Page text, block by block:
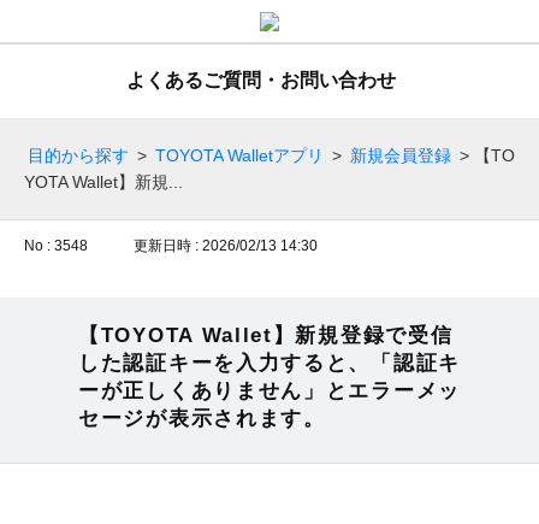
よくあるご質問・お問い合わせ
目的から探す > TOYOTA Walletアプリ > 新規会員登録 >
【TO
YOTA Wallet】新規...
No : 3548 更新日時 : 2026/02/13 14:30
【TOYOTA Wallet】新規登録で受信
した認証キーを入力すると、「認証キ
ーが正しくありません」とエラーメッ
セージが表示されます。